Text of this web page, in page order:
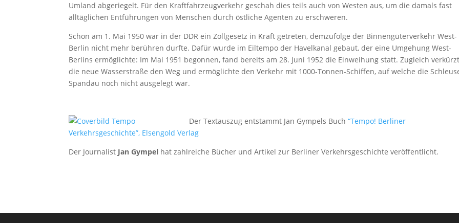
Umland abgeriegelt. Für den Kraftfahrzeugverkehr geschah dies teils auch von Westen aus, um die damals fast
alltäglichen Entführungen von Menschen durch östliche Agenten zu erschweren.
Schon am 1. Mai 1950 war in der DDR ein Zollgesetz in Kraft getreten, demzufolge der Binnengüterverkehr West-
Berlin nicht mehr berühren durfte. Dafür wurde im Eiltempo der Havelkanal gebaut, der eine Umgehung West-
Berlins ermöglichte: Im Mai 1951 begonnen, fand bereits am 28. Juni 1952 die Einweihung statt. Zugleich
die neue Wasserstraße den Weg und ermöglichte den Verkehr mit 1000-Tonnen-Schiffen, auf welche die
Spandau noch nicht ausgelegt war.
Der Textauszug entstammt Jan Gympels Buch“Tempo! Berliner
Verkehrsgeschichte”, Elsengold Verlag
Der Journalist Jan Gympel hat zahlreiche Bücher und Artikel zur Berliner Verkehrsgeschichte veröffentlicht.